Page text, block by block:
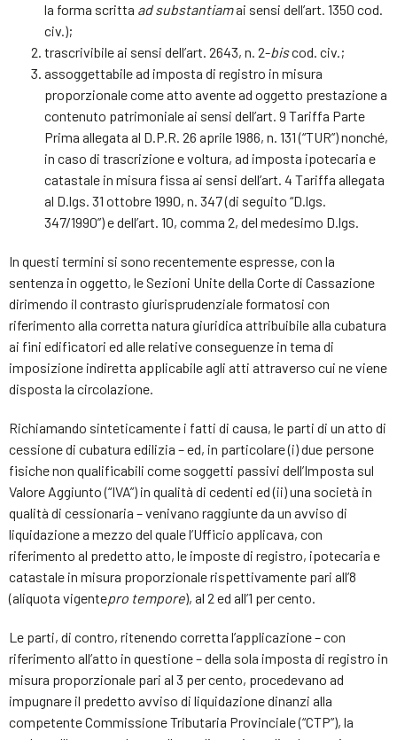
la forma scritta ad substantiamai sensi dell’art. 1350 cod.
civ.);
trascrivibile ai sensi dell’art. 2643, n. 2-biscod. civ.;
assoggettabile ad imposta di registro in misura
proporzionale come atto avente ad oggetto prestazione a
contenuto patrimoniale ai sensi dell’art. 9 Tariffa Parte
Prima allegata al D.P.R. 26 aprile 1986, n. 131 (“TUR”) nonché,
in caso di trascrizione e voltura, ad imposta ipotecaria e
catastale in misura fissa ai sensi dell’art. 4 Tariffa allegata
al D.lgs. 31 ottobre 1990, n. 347 (di seguito “D.lgs.
347/1990”) e dell’art. 10, comma 2, del medesimo D.lgs.
In questi termini si sono recentemente espresse, con la
sentenza in oggetto, le Sezioni Unite della Corte di Cassazione
dirimendo il contrasto giurisprudenziale formatosi con
riferimento alla corretta natura giuridica attribuibile alla cubatura
ai fini edificatori ed alle relative conseguenze in tema di
imposizione indiretta applicabile agli atti attraverso cui ne viene
disposta la circolazione.
Richiamando sinteticamente i fatti di causa, le parti di un atto di
cessione di cubatura edilizia – ed, in particolare (i) due persone
fisiche non qualificabili come soggetti passivi dell’Imposta sul
Valore Aggiunto (“IVA”) in qualità di cedenti ed (ii) una società in
qualità di cessionaria – venivano raggiunte da un avviso di
liquidazione a mezzo del quale l’Ufficio applicava, con
riferimento al predetto atto, le imposte di registro, ipotecaria e
catastale in misura proporzionale rispettivamente pari all’8
(aliquota vigentepro tempore), al 2 ed all’1 per cento.
Le parti, di contro, ritenendo corretta l’applicazione – con
riferimento all’atto in questione – della sola imposta di registro in
misura proporzionale pari al 3 per cento, procedevano ad
impugnare il predetto avviso di liquidazione dinanzi alla
competente Commissione Tributaria Provinciale (“CTP”), la